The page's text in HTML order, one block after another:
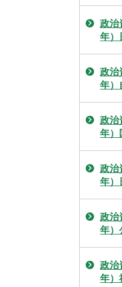
政治
年）
政治
年）
政治
年）
政治
年）
政治
年）
政治
年）